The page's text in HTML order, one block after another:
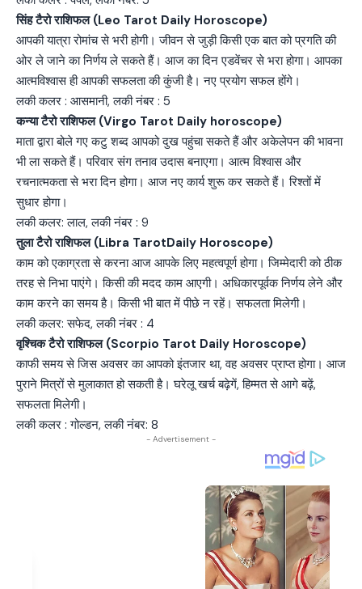
सिंह टैरो राशिफल (Leo Tarot Daily Horoscope)
आपकी यात्रा रोमांच से भरी होगी। जीवन से जुड़ी किसी एक बात को प्रगति की
ओर ले जाने का निर्णय ले सकते हैं। आज का दिन एडवेंचर से भरा होगा। आपका
आत्मविश्वास ही आपकी सफलता की कुंजी है। नए प्रयोग सफल होंगे।
लकी कलर : आसमानी, लकी नंबर : 5
कन्या टैरो राशिफल (Virgo Tarot Daily horoscope)
माता द्वारा बोले गए कटु शब्द आपको दुख पहुंचा सकते हैं और अकेलेपन की भावना
भी ला सकते हैं। परिवार संग तनाव उदास बनाएगा। आत्म विश्वास और
रचनात्मकता से भरा दिन होगा। आज नए कार्य शुरू कर सकते हैं। रिश्तों में
सुधार होगा।
लकी कलर: लाल, लकी नंबर : 9
तुला टैरो राशिफल (Libra TarotDaily Horoscope)
काम को एकाग्रता से करना आज आपके लिए महत्वपूर्ण होगा। जिम्मेदारी को ठीक
तरह से निभा पाएंगे। किसी की मदद काम आएगी। अधिकारपूर्वक निर्णय लेने और
काम करने का समय है। किसी भी बात में पीछे न रहें। सफलता मिलेगी।
लकी कलर: सफेद, लकी नंबर : 4
वृश्चिक टैरो राशिफल (Scorpio Tarot Daily Horoscope)
काफी समय से जिस अवसर का आपको इंतजार था, वह अवसर प्राप्त होगा। आज
पुराने मित्रों से मुलाकात हो सकती है। घरेलू खर्च बढ़ेगें, हिम्मत से आगे बढ़ें,
सफलता मिलेगी।
लकी कलर : गोल्डन, लकी नंबर: 8
- Advertisement -